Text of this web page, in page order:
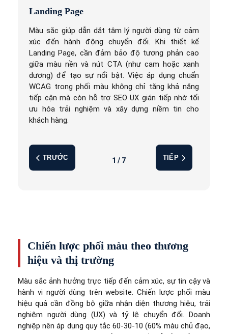
Landing Page
Màu sắc giúp dẫn dắt tâm lý người dùng từ cảm
xúc đến hành động chuyển đổi. Khi thiết kế
Landing Page, cần đảm bảo độ tương phản cao
giữa màu nền và nút CTA (như cam hoặc xanh
dương) để tạo sự nổi bật. Việc áp dụng chuẩn
WCAG trong phối màu không chỉ tăng khả năng
tiếp cận mà còn hỗ trợ SEO UX gián tiếp nhờ tối
ưu hóa trải nghiệm và xây dựng niềm tin cho
khách hàng.
TRƯỚC 1 / 7 TIẾP
Chiến lược phối màu theo thương
hiệu và thị trường
Màu sắc ảnh hưởng trực tiếp đến cảm xúc, sự tin cậy và
hành vi người dùng trên website. Chiến lược phối màu
hiệu quả cần đồng bộ giữa nhận diện thương hiệu, trải
nghiệm người dùng (UX) và tỷ lệ chuyển đổi. Doanh
nghiệp nên áp dụng quy tắc 60-30-10 (60% màu chủ đạo,